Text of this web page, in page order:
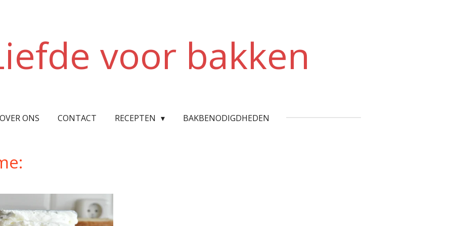
voor bakken
OVER ONS CONTACT RECEPTEN BAKBENODIGDHEDEN